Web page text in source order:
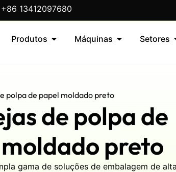
+86 13412097680
Produtos Máquinas Setores
polpa de papel moldado preto
de polpa de
preto
gama de soluções de embalagem de alta